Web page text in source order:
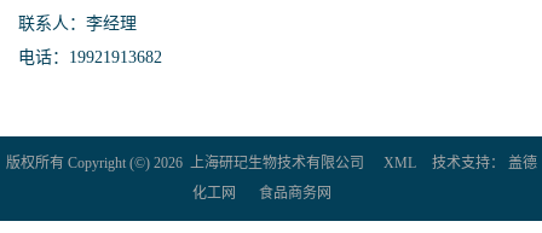
联系人：李经理
电话：19921913682
版权所有 Copyright (©) 2026 上海研玘生物技术有限公司 XML 技术支持：
盖德
化工网
食品商务网